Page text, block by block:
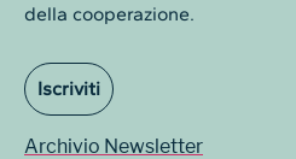
della cooperazione.
Iscriviti
Archivio Newsletter